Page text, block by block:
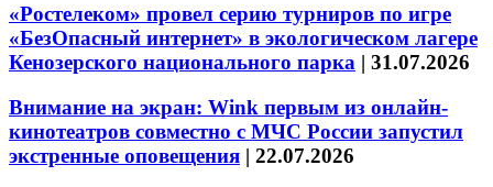
«Ростелеком» провел серию турниров по игре
«БезОпасный интернет» в экологическом лагере
Кенозерского национального парка | 31.07.2026
Внимание на экран: Wink первым из онлайн-
кинотеатров совместно с МЧС России запустил
экстренные оповещения | 22.07.2026